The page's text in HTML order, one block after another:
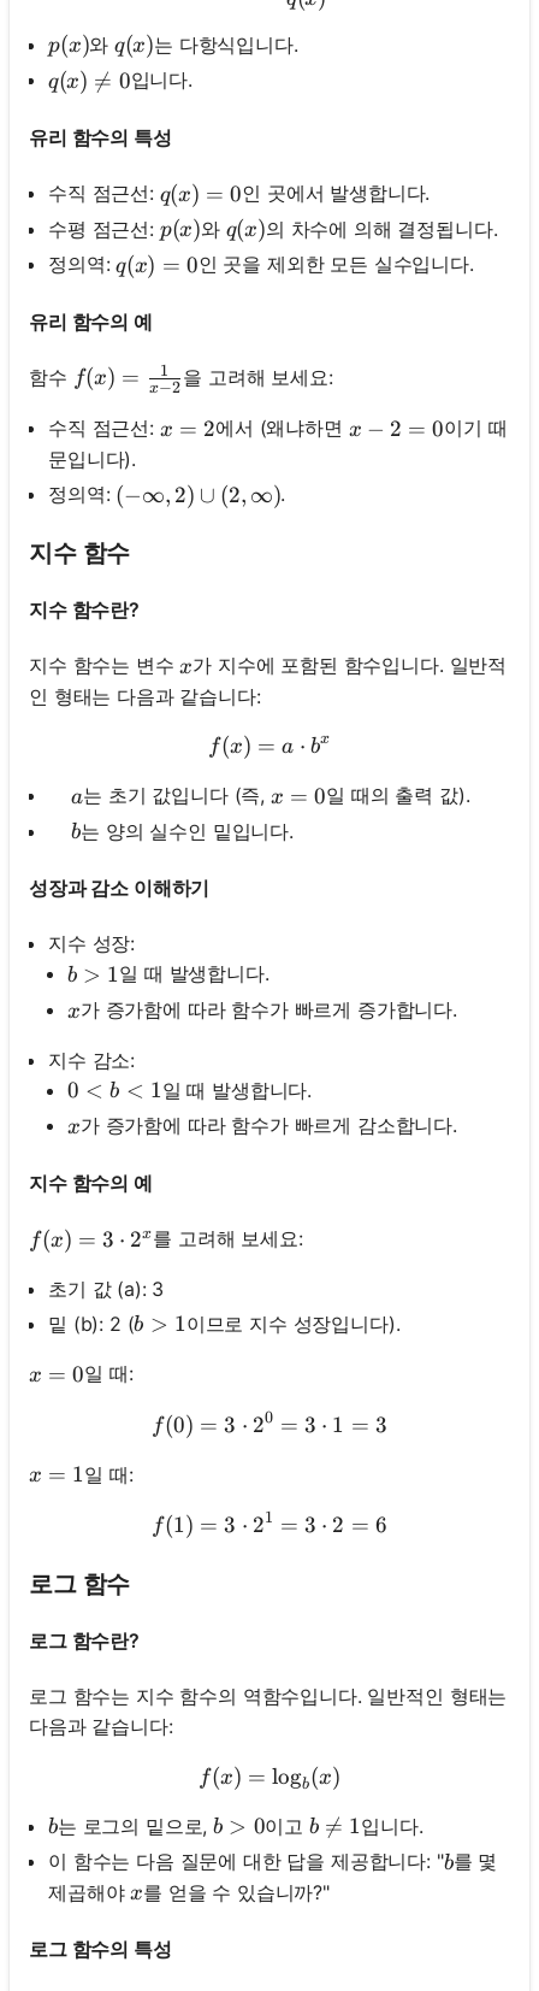
이
없
니
첫
번
문
하
p(x)
p(x)와q(x)
q(x)는 다항식입니다.
q(x) \neq 0
q(x) 
= 0입니다.
유리 함수의 특성
수직 점근선: q(x)=0
q(x) = 0인 곳에서 발생합니다.
수평 점근선: p(x)
p(x)와 q(x)
q(x)의 차수에 의해 결정됩니다.
정의역:q(x)=0
q(x) = 0인 곳을 제외한 모든 실수입니다.
유리 함수의 예
함수 f(x)=\frac{1}{x-2}
f(x) = x−2
1 을 고려해 보세요:
수직 점근선: x=2
x = 2에서 (왜냐하면 x-2=0
x − 2 = 0이기 때
문입니다).
정의역: (-\infty, 2) \cup(2, \infty)
(−∞, 2) ∪ (2, ∞).
지수 함수
지수 함수란?
지수 함수는 변수 x
x가 지수에 포함된 함수입니다. 일반적
인 형태는 다음과 같습니다:
f(x)=a \cdot b^x
f(x) = a ⋅ bx
\quad a
a는 초기 값입니다 (즉, x=0
x = 0일 때의 출력 값).
\quad b
b는 양의 실수인 밑입니다.
성장과 감소 이해하기
지수 성장:
b>1
b > 1일 때 발생합니다.
x
x가 증가함에 따라 함수가 빠르게 증가합니다.
지수 감소:
0<b<1
0 < b < 1일 때 발생합니다.
x
x가 증가함에 따라 함수가 빠르게 감소합니다.
지수 함수의 예
f(x)=3 \cdot 2^x
f(x) = 3 ⋅ 2x를 고려해 보세요:
초기 값 (a): 3
밑 (b): 2 (b>1
b > 1이므로 지수 성장입니다).
x=0
x = 0일 때:
f(0)=3 \cdot 2^0=3 \cdot
f(0) = 3 ⋅ 20 = 3 ⋅ 1 = 3
x=1
x = 1일 때:
f(1)=3 \cdot 2^1=3 \cdot
f(1) = 3 ⋅ 21 = 3 ⋅ 2 = 6
로그 함수
로그 함수란?
로그 함수는 지수 함수의 역함수입니다. 일반적인 형태는
다음과 같습니다:
f(x)=\log _b(x)
f(x) = logb(x)
b
b는 로그의 밑으로,b>0
b > 0이고 b \neq 1
b 
= 1입니다.
이 함수는 다음 질문에 대한 답을 제공합니다: "b
b를 몇
제곱해야x
x를 얻을 수 있습니까?"
로그 함수의 특성